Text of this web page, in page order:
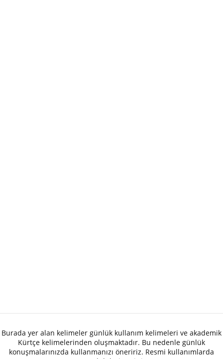
Burada yer alan kelimeler günlük kullanım kelimeleri ve akademik
Kürtçe kelimelerinden oluşmaktadır. Bu nedenle günlük
konuşmalarınızda kullanmanızı öneririz. Resmi kullanımlarda